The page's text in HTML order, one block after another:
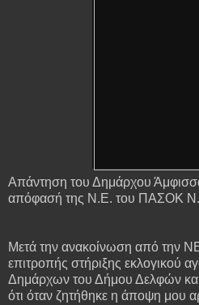
Απάντηση του Δημάρχου
απόφασή της Ν.Ε. του ΠΑΣΟΚ
Μετά την ανακοίνωση από
επιτροπής στήριξης εκλογικού
Δημάρχων του Δήμoυ Δελφών
ότι όταν ζητήθηκε η άποψη μου